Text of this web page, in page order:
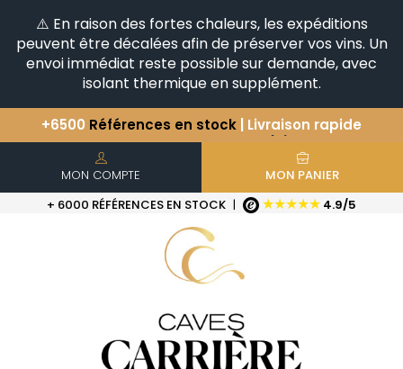
⚠️ En raison des fortes chaleurs, les expéditions
peuvent être décalées afin de préserver vos vins. Un
envoi immédiat reste possible sur demande, avec
isolant thermique en supplément.
Vous avez une question ?
+33(0)345812020
Découvrez notre sélectiond'Horizontales & Verticales
Références en stock | Livraison rapide
MON COMPTE
MON PANIER
+ 6000 RÉFÉRENCES EN STOCK | ★★★★★ 4.9/5